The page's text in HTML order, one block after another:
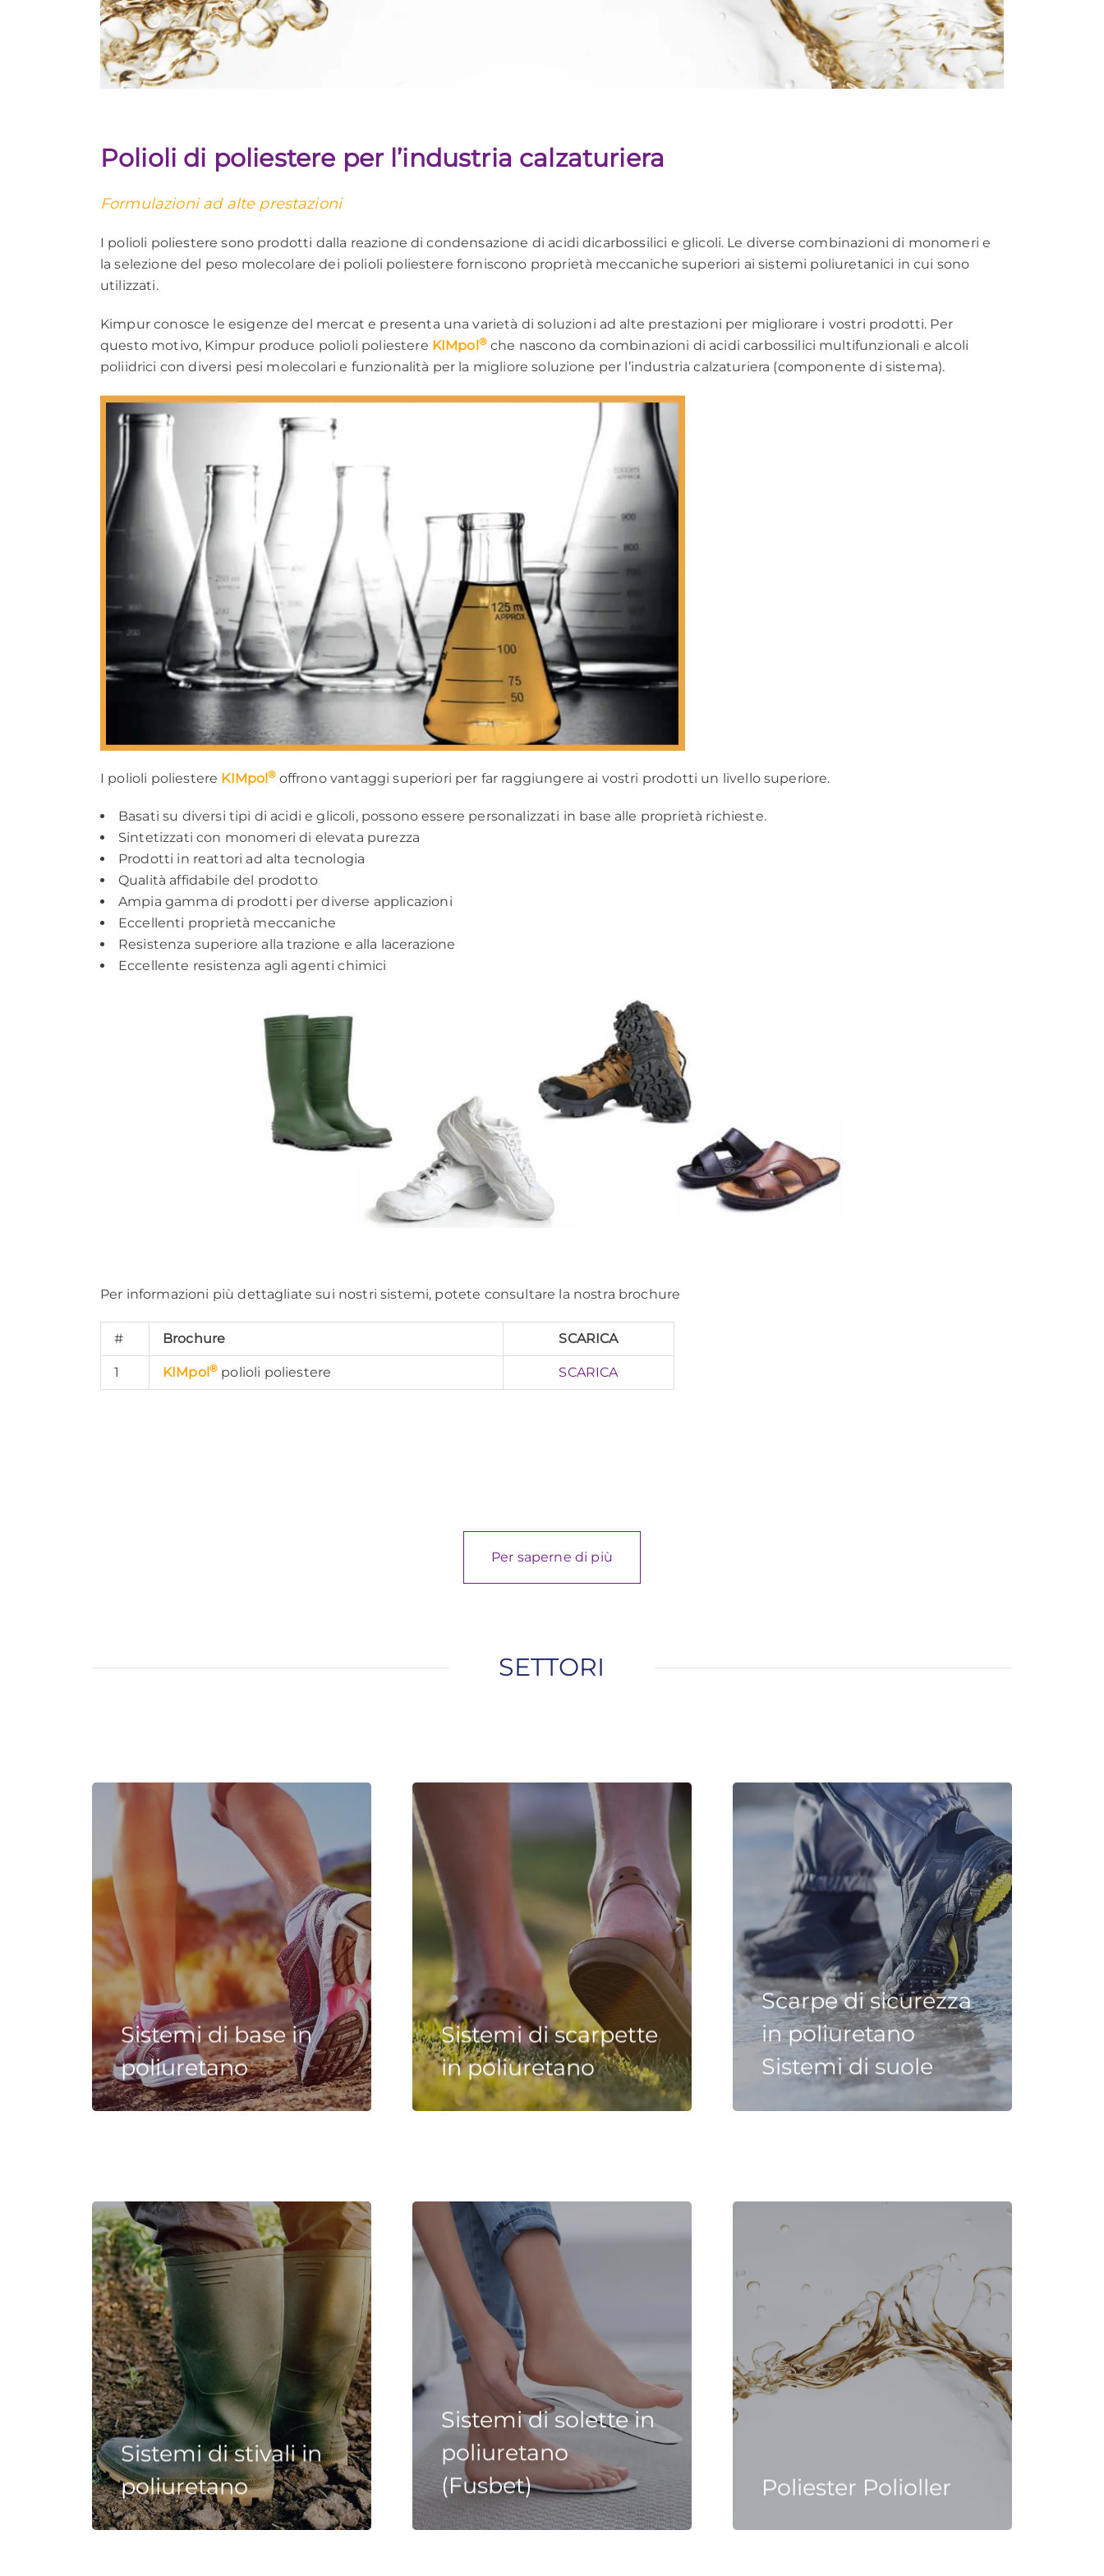
Polioli di poliestere per l’industria calzaturiera
Formulazioni ad alte prestazioni
I polioli poliestere sono prodotti dalla reazione di condensazione di acidi dicarbossilici e glicoli. Le diverse combinazioni di monomeri e
la selezione del peso molecolare dei polioli poliestere forniscono proprietà meccaniche superiori ai sistemi poliuretanici in cui sono
utilizzati.
Kimpur conosce le esigenze del mercat e presenta una varietà di soluzioni ad alte prestazioni per migliorare i vostri prodotti. Per
questo motivo, Kimpur produce polioli poliestere KIMpol®che nascono da combinazioni di acidi carbossilici multifunzionali e alcoli
poliidrici con diversi pesi molecolari e funzionalità per la migliore soluzione per l’industria calzaturiera (componente di sistema).
I polioli poliestere KIMpol® offrono vantaggi superiori per far raggiungere ai vostri prodotti un livello superiore.
Basati su diversi tipi di acidi e glicoli, possono essere personalizzati in base alle proprietà richieste.
Sintetizzati con monomeri di elevata purezza
Prodotti in reattori ad alta tecnologia
Qualità affidabile del prodotto
Ampia gamma di prodotti per diverse applicazioni
Eccellenti proprietà meccaniche
Resistenza superiore alla trazione e alla lacerazione
Eccellente resistenza agli agenti chimici
Per informazioni più dettagliate sui nostri sistemi, potete consultare la nostra brochure
# Brochure SCARICA
1 KIMpol ® polioli poliestere SCARICA
Per saperne di più
SETTORI
Sistemi di base in
poliuretano
Sistemi di scarpette
in poliuretano
Scarpe di sicurezza
in poliuretano
Sistemi di suole
Sistemi di stivali in
poliuretano
Sistemi di solette in
poliuretano
(Fusbet)
Poliester Polioller